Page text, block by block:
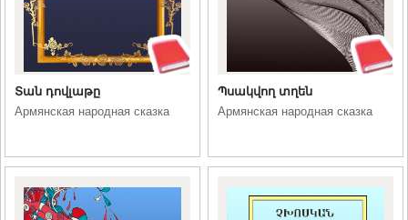
Տան դովլաթը
Армянская народная сказка
Պսակվող տղեն
Армянская народная сказка